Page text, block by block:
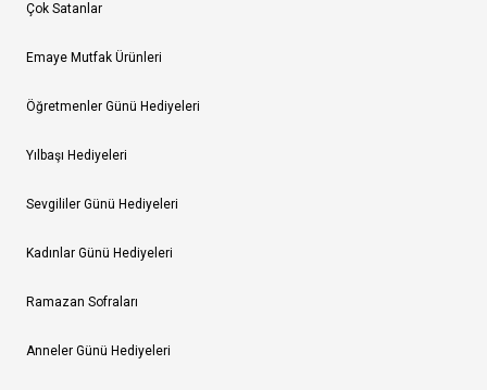
Çok Satanlar
Emaye Mutfak Ürünleri
Öğretmenler Günü Hediyeleri
Yılbaşı Hediyeleri
Sevgililer Günü Hediyeleri
Kadınlar Günü Hediyeleri
Ramazan Sofraları
Anneler Günü Hediyeleri